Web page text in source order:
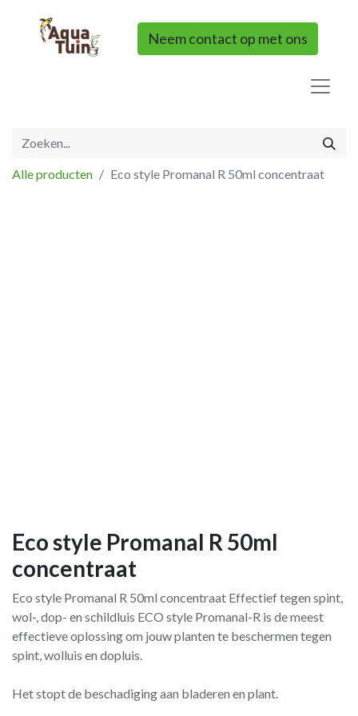
Neem contact op met ons
Alle producten Eco style Promanal R 50ml concentraat
Eco style Promanal R 50ml
concentraat
Eco style Promanal R 50ml concentraat Effectief tegen spint,
wol-, dop- en schildluis ECO style Promanal-R is de meest
effectieve oplossing om jouw planten te beschermen tegen
spint, wolluis en dopluis.
Het stopt de beschadiging aan bladeren en plant.